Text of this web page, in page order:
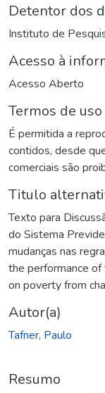
Detentor dos
Instituto de
Acesso à
Acesso Aberto
Termos de uso
É permitida a
contidos, desde
comerciais são
Titulo
Texto para
do Sistema
mudanças nas
the performance
on poverty from
Autor(a)
Tafner, Paulo
Resumo